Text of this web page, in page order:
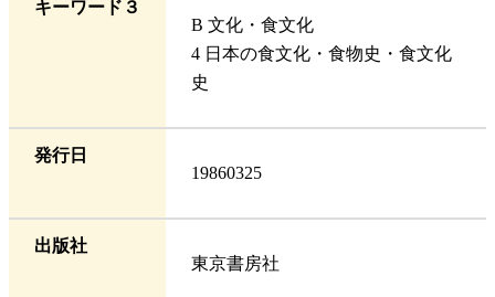
キーワード３
B 文化・食文化
4 日本の食文化・食物史・食文化
史
発行日
19860325
出版社
東京書房社